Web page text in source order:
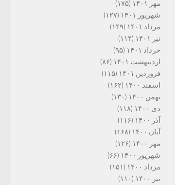
مهر ۱۴۰۱
(۱۷۵)
شهریور ۱۴۰۱
(۱۲۷)
مرداد ۱۴۰۱
(۱۴۹)
تیر ۱۴۰۱
(۱۱۴)
خرداد ۱۴۰۱
(۹۵)
اردیبهشت ۱۴۰۱
(۸۶)
فروردین ۱۴۰۱
(۱۱۵)
اسفند ۱۴۰۰
(۱۶۲)
بهمن ۱۴۰۰
(۱۳۰)
دی ۱۴۰۰
(۱۱۸)
آذر ۱۴۰۰
(۱۱۶)
آبان ۱۴۰۰
(۱۶۸)
مهر ۱۴۰۰
(۱۲۶)
شهریور ۱۴۰۰
(۶۶)
مرداد ۱۴۰۰
(۱۵۱)
تیر ۱۴۰۰
(۱۱۰)